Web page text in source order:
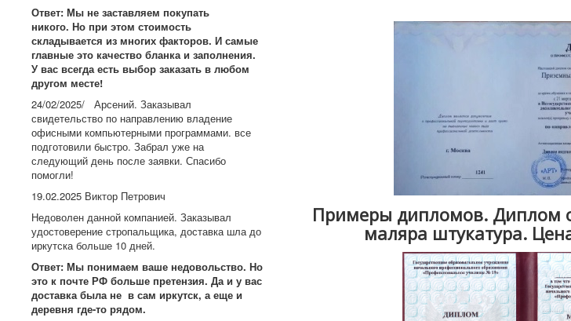
Ответ: Мы не заставляем покупать
никого. Но при этом стоимость
складывается из многих факторов. И самые
главные это качество бланка и заполнения.
У вас всегда есть выбор заказать в любом
другом месте!
24/02/2025/ Арсений. Заказывал
свидетельство по направлению владение
офисными компьютерными программами. все
подготовили быстро. Забрал уже на
следующий день после заявки. Спасибо
помогли!
19.02.2025 Виктор Петрович
Недоволен данной компанией. Заказывал
удостоверение стропальщика, доставка шла до
иркутска больше 10 дней.
Ответ: Мы понимаем ваше недовольство. Но
это к почте РФ больше претензия. Да и у вас
доставка была не в сам иркутск, а еще и
деревня где-то рядом.
Примеры дипломов. Диплом
маляра штукатура.